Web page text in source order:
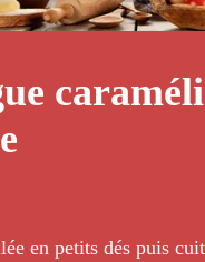
en petits dés puis